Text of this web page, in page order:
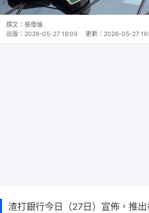
撰文： 張偉倫
出版： 2026-05-27 16:09 更新： 2026-05-27
渣打銀行今日（27日）宣佈，推